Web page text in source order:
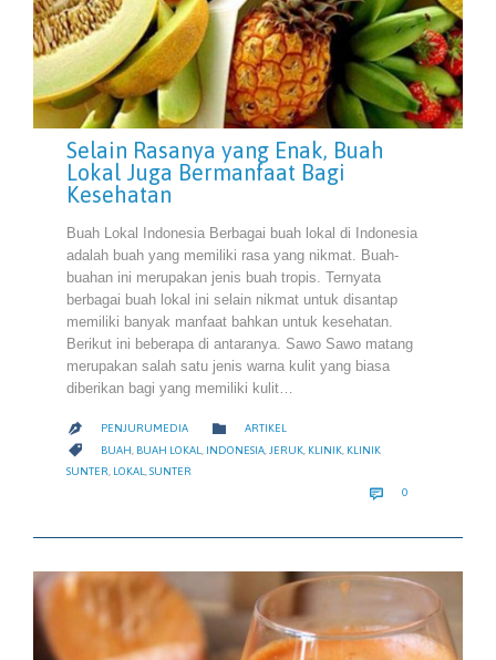
Selain Rasanya yang Enak, Buah
Lokal Juga Bermanfaat Bagi
Kesehatan
Buah Lokal Indonesia Berbagai buah lokal di Indonesia
adalah buah yang memiliki rasa yang nikmat. Buah-
buahan ini merupakan jenis buah tropis. Ternyata
berbagai buah lokal ini selain nikmat untuk disantap
memiliki banyak manfaat bahkan untuk kesehatan.
Berikut ini beberapa di antaranya. Sawo Sawo matang
merupakan salah satu jenis warna kulit yang biasa
diberikan bagi yang memiliki kulit…
 PENJURUMEDIA  CATEGORY
ARTIKEL
 CATEGORY
BUAH BUAH LOKAL INDONESIA JERUK KLINIK KLINIK
SUNTER, LOKAL,SUNTER
 0COMMENTS